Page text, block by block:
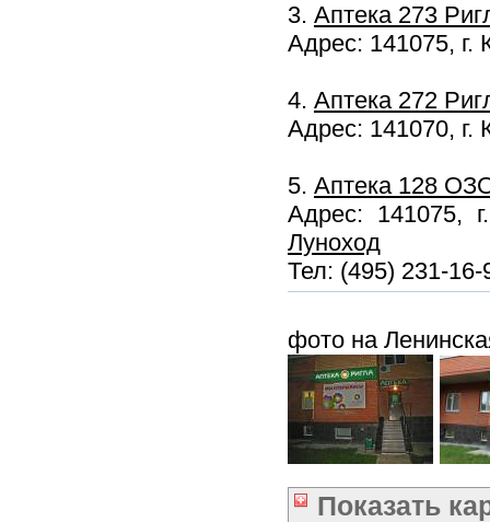
3. Аптека 273
Адрес: 141075, г.
4. Аптека 272
Адрес: 141070, г.
5. Аптека 128
Адрес: 141075,
Луноход
Тел: (495) 231-
фото на
Показать